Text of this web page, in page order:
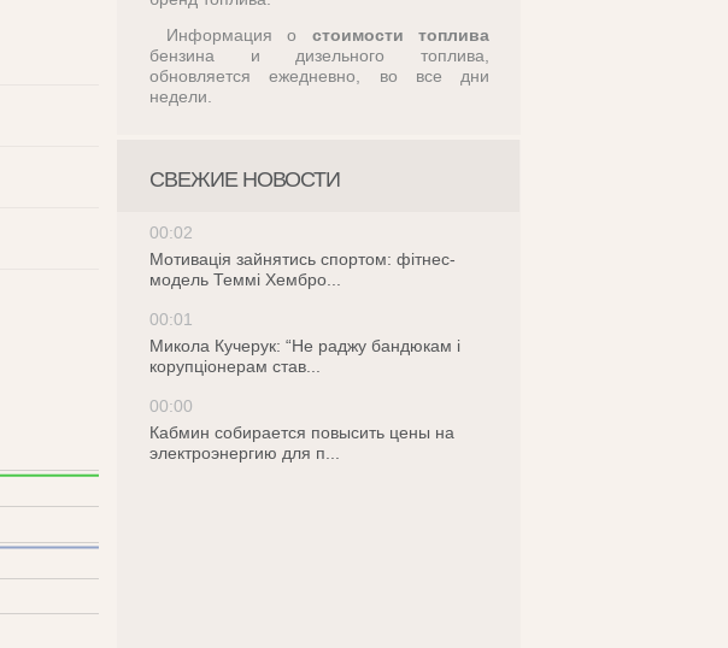
Информация о стоимости топлива
бензина и дизельного топлива,
обновляется ежедневно, во все дни
недели.
СВЕЖИЕ НОВОСТИ
00:02
Мотивація зайнятись спортом: фітнес-
модель Теммі Хембро...
00:01
Микола Кучерук: “Не раджу бандюкам і
корупціонерам став...
00:00
Кабмин собирается повысить цены на
электроэнергию для п...